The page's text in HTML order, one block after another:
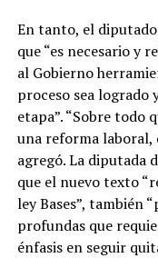
En tanto, el
que “es necesario y
al Gobierno
proceso sea logrado
etapa”. “Sobre todo
una reforma laboral,
agregó. La diputada
que el nuevo texto
ley Bases”, también
profundas que
énfasis en seguir